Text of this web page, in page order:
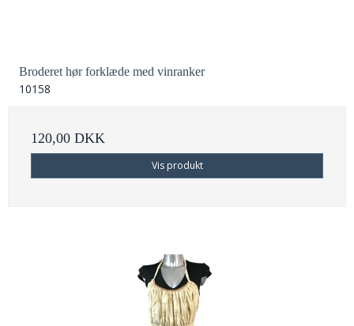
Broderet hør forklæde med vinranker
10158
120,00 DKK
Vis produkt